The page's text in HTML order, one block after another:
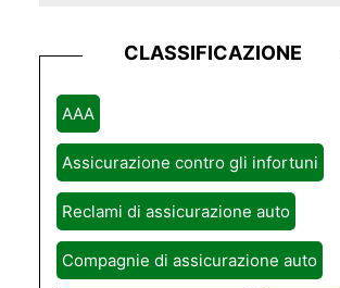
CLASSIFICAZIONE
AAA
Assicurazione contro gli infortuni
Reclami di assicurazione auto
Compagnie di assicurazione auto